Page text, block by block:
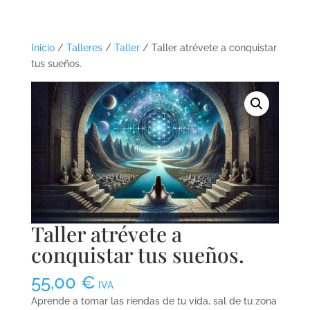
Inicio/ Talleres/ Taller/ Taller atrévete a conquistar
tus sueños.
Taller atrévete a
conquistar tus sueños.
55,00 € IVA
Aprende a tomar las riendas de tu vida, sal de tu zona